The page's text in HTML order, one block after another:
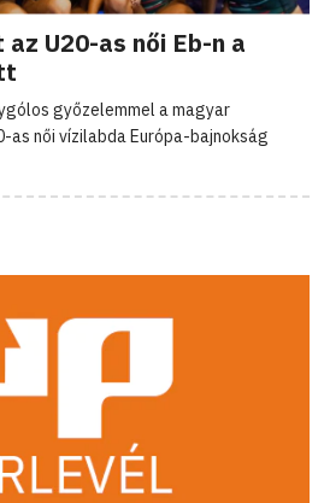
U20-as női Eb-n a
győzelemmel a magyar
női vízilabda Európa-bajnokság